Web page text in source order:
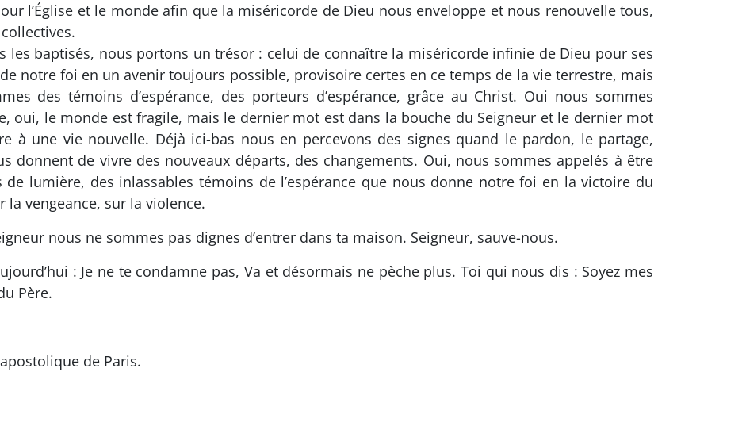
l’Église et le monde afin que la miséricorde de Dieu nous enveloppe et nous renouvelle tous,
les baptisés, nous portons un trésor : celui de connaître la miséricorde infinie de Dieu pour ses
notre foi en un avenir toujours possible, provisoire certes en ce temps de la vie terrestre, mais
des témoins d’espérance, des porteurs d’espérance, grâce au Christ. Oui nous sommes
oui, le monde est fragile, mais le dernier mot est dans la bouche du Seigneur et le dernier mot
à une vie nouvelle. Déjà ici-bas nous en percevons des signes quand le pardon, le partage,
donnent de vivre des nouveaux départs, des changements. Oui, nous sommes appelés à être
lumière, des inlassables témoins de l’espérance que nous donne notre foi en la victoire du
vengeance, sur la violence.
nous ne sommes pas dignes d’entrer dans ta maison. Seigneur, sauve-nous.
: Je ne te condamne pas, Va et désormais ne pèche plus. Toi qui nous dis : Soyez mes
Père.
de Paris.